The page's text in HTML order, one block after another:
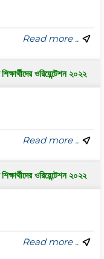
Read more ..
ওরিয়েন্টেশন ২০২২
Read more ..
ওরিয়েন্টেশন ২০২২
Read more ..